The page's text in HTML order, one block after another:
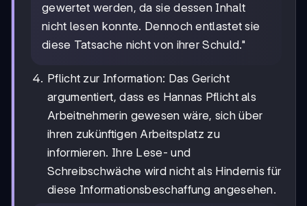
gewertet werden, da sie dessen Inhalt
nicht lesen konnte. Dennoch entlastet sie
diese Tatsache nicht von ihrer Schuld."
Pflicht zur Information: Das Gericht
argumentiert, dass es Hannas Pflicht als
Arbeitnehmerin gewesen wäre, sich über
ihren zukünftigen Arbeitsplatz zu
informieren. Ihre Lese- und
Schreibschwäche wird nicht als Hindernis für
diese Informationsbeschaffung angesehen.